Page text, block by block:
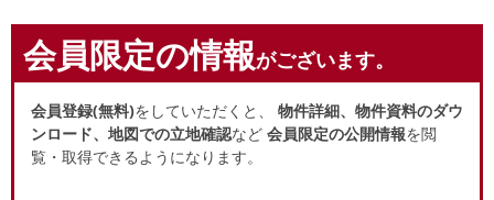
会員限定の情報がございます。
会員登録(無料)をしていただくと、 物件詳細、物件資料のダウ
ンロード、地図での立地確認など 会員限定の公開情報を閲
覧・取得できるようになります。